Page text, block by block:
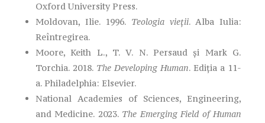
Oxford University Press.
Moldovan, Ilie. 1996. Teologia vieții. Alba Iulia:
Reîntregirea.
Moore, Keith L., T. V. N. Persaud și Mark G.
Torchia. 2018. The Developing Human. Ediția a 11-
a. Philadelphia: Elsevier.
National Academies of Sciences, Engineering,
and Medicine. 2023. The Emerging Field of Human